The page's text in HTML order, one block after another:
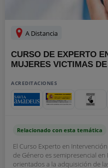
A Distancia
CURSO DE EXPERTO
MUJERES VICTIMAS
ACREDITACIONES
Relacionado con esta temática
El Curso Experto en
de Género es semipresencial
orientados a la adquisición de